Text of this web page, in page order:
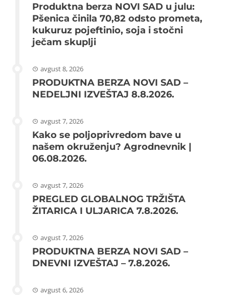
Produktna berza NOVI SAD u julu:
Pšenica činila 70,82 odsto prometa,
kukuruz pojeftinio, soja i stočni
ječam skuplji
avgust 8, 2026
PRODUKTNA BERZA NOVI SAD –
NEDELJNI IZVEŠTAJ 8.8.2026.
avgust 7, 2026
Kako se poljoprivredom bave u
našem okruženju? Agrodnevnik |
06.08.2026.
avgust 7, 2026
PREGLED GLOBALNOG TRŽIŠTA
ŽITARICA I ULJARICA 7.8.2026.
avgust 7, 2026
PRODUKTNA BERZA NOVI SAD –
DNEVNI IZVEŠTAJ – 7.8.2026.
avgust 6, 2026